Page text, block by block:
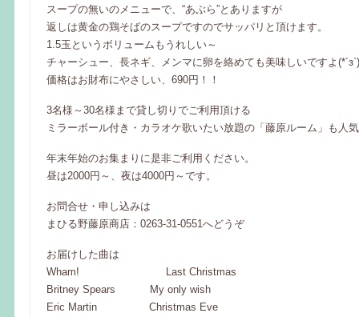
スープの無いのメニューで、“あぶら”とありますが
返しは黄金の鶏そばのスープですのでサッパリと頂けます。
1.5玉というボリュームもうれしい～
チャーシュー、長ネギ、メンマに卵を絡めても美味しいですよ(*´з`)
価格はお財布にやさしい、690円！！
3名様～30名様まで貸し切りでご利用頂ける
ミラーボール付き・カラオケ歌いたい放題の「藤原ルーム」も人
年末年始のお集まりに是非ご利用ください。
昼は2000円～、夜は4000円～です。
お問合せ・申し込みは
まひる野藤原商店：0263-31-0551へどうぞ
お届けした曲は
Wham! Last Christmas
Britney Spears My only wish
Eric Martin Christmas Eve